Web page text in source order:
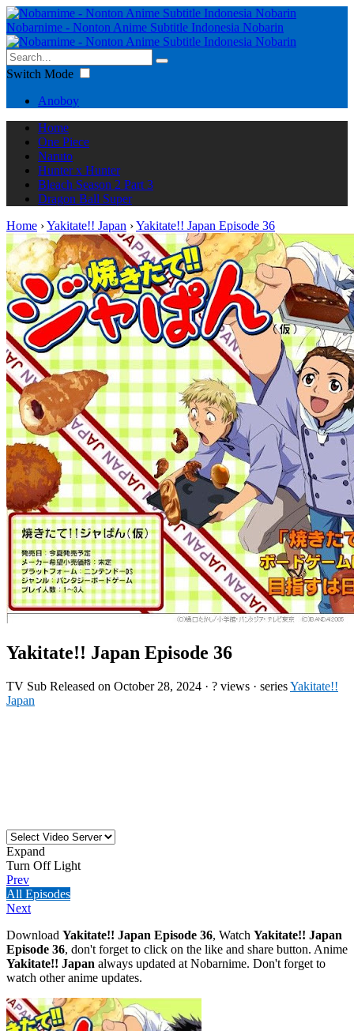
Nobarnime - Nonton Anime Subtitle Indonesia Nobarin
Switch Mode
Anoboy
Home
One Piece
Naruto
Hunter x Hunter
Bleach Season 2 Part 3
Dragon Ball Super
Home ›Yakitate!! Japan ›Yakitate!! Japan Episode 36
Yakitate!! Japan Episode 36
TV Sub Released on October 28, 2024 · ? views · seriesYakitate!!
Japan
Expand
Turn Off Light
Prev
All Episodes
Next
Download Yakitate!! Japan Episode 36, Watch Yakitate!! Japan
Episode 36, don't forget to click on the like and share button. Anime
Yakitate!! Japan always updated at Nobarnime. Don't forget to
watch other anime updates.